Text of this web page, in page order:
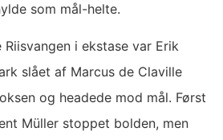
som mål-helte.
i ekstase var Erik
slået af Marcus de Claville
og headede mod mål. Først
Müller stoppet bolden, men